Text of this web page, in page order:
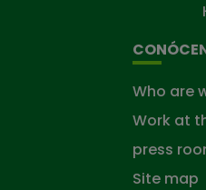
Who are
Work at
press
Site map